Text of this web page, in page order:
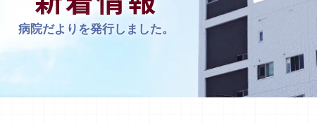
看護部
病院だよりを発行しました。